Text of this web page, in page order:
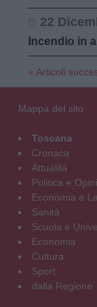
22
Incendio in
« Articoli
Mappa del sito
Toscana
Cronaca
Attualità
Politica e
Economia e
Sanità
Scuola e
Economia
Cultura
Sport
dalla Regione